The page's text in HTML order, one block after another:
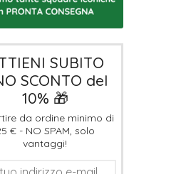
SUBITO
SCONTO del
10% 🎁
da ordine minimo di
€ - NO SPAM, solo
vantaggi!